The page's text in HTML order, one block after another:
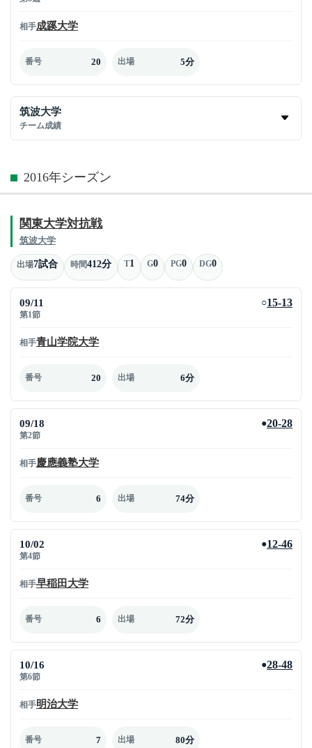
相手成蹊大学
番号 20 出場 5分
筑波大学
チーム成績
2016年シーズン
関東大学対抗戦
筑波大学
出場7試合 時間412分 T1 G0 PG0 DG0
09/11
第1節
○15-13
相手青山学院大学
番号 20 出場 6分
09/18
第2節
●20-28
相手慶應義塾大学
番号 6 出場 74分
10/02
第4節
●12-46
相手早稲田大学
番号 6 出場 72分
10/16
第6節
●28-48
相手明治大学
番号 7 出場 80分